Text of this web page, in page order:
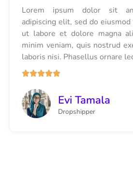
Lorem ipsum dolor sit
adipiscing elit, sed do
ut labore et dolore magna
minim veniam, quis nostrud
laboris nisi. Phasellus ornare

Evi Tamala
Dropshipper